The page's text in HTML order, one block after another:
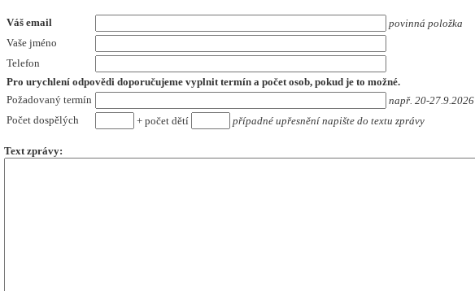
Váš email
povinná položka
Vaše jméno
Telefon
Pro urychlení odpovědi doporučujeme vyplnit termín a počet osob, pokud je to možné.
Požadovaný termín
např. 20-27.9.2026
Počet dospělých
+ počet dětí případné upřesnění napište do textu zprávy
Text zprávy: